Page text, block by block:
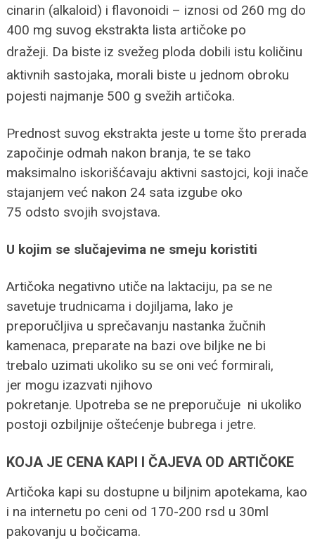
cinarin (alkaloid) i flavonoidi – iznosi od 260 mg do
400 mg suvog ekstrakta lista artičoke po
dražeji. Da biste iz svežeg ploda dobili istu količinu
aktivnih sastojaka, morali biste u jednom obroku
pojesti najmanje 500 g svežih artičoka.
Prednost suvog ekstrakta jeste u tome što prerada
započinje odmah nakon branja, te se tako
maksimalno iskorišćavaju aktivni sastojci, koji inače
stajanjem već nakon 24 sata izgube oko
75 odsto svojih svojstava.
U kojim se slučajevima ne smeju koristiti
Artičoka negativno utiče na laktaciju, pa se ne
savetuje trudnicama i dojiljama, lako je
preporučljiva u sprečavanju nastanka žučnih
kamenaca, preparate na bazi ove biljke ne bi
trebalo uzimati ukoliko su se oni već formirali,
jer mogu izazvati njihovo
pokretanje. Upotreba se ne preporučuje ni ukoliko
postoji ozbiljnije oštećenje bubrega i jetre.
KOJA JE CENA KAPI I ČAJEVA OD ARTIČOKE
Artičoka kapi su dostupne u biljnim apotekama, kao
i na internetu po ceni od 170-200 rsd u 30ml
pakovanju u bočicama.